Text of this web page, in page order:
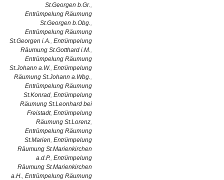
St.Georgen b.Gr.,
Entrümpelung Räumung
St.Georgen b.Obg.,
Entrümpelung Räumung
St.Georgen i.A., Entrümpelung
Räumung St.Gotthard i.M.,
Entrümpelung Räumung
St.Johann a.W., Entrümpelung
Räumung St.Johann a.Wbg.,
Entrümpelung Räumung
St.Konrad, Entrümpelung
Räumung St.Leonhard bei
Freistadt, Entrümpelung
Räumung St.Lorenz,
Entrümpelung Räumung
St.Marien, Entrümpelung
Räumung St.Marienkirchen
a.d.P., Entrümpelung
Räumung St.Marienkirchen
a.H., Entrümpelung Räumung